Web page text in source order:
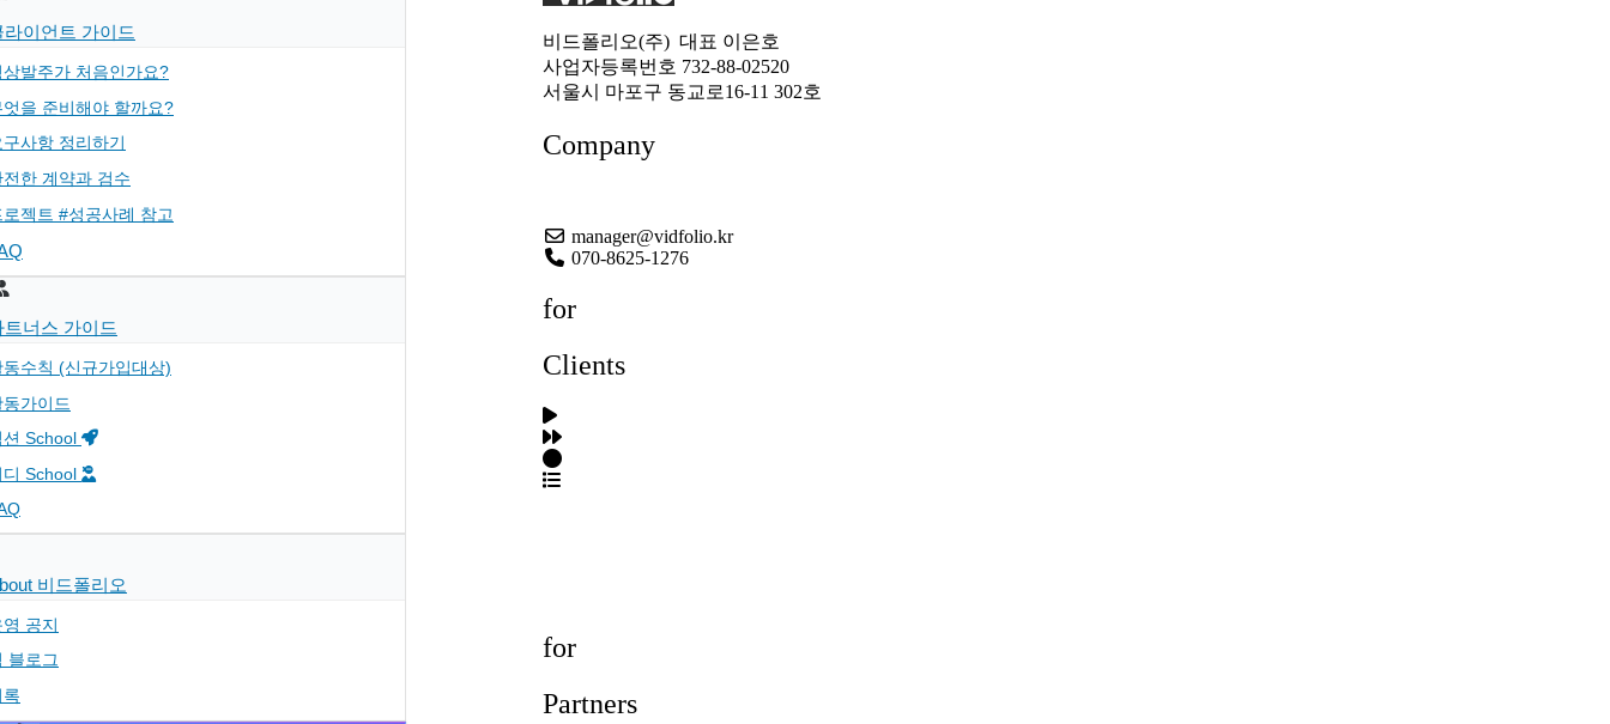
라이언트 가이드
상발주가 처음인가요?
엇을 준비해야 할까요?
구사항 정리하기
전한 계약과 검수
로젝트 #성공사례 참고
트너스 가이드
동수칙 (신규가입대상)
동가이드
션 School
디 School
비드폴리오
영 공지
블로그
비드폴리오(주) 대표 이은호
사업자등록번호 732-88-02520
서울시 마포구 동교로16-11 302호
Company
manager@vidfolio.kr
070-8625-1276
for
Clients
for
Partners